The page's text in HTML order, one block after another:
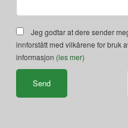
Jeg godtar at dere sender
innforstått med vilkårene for bruk
informasjon (les mer)